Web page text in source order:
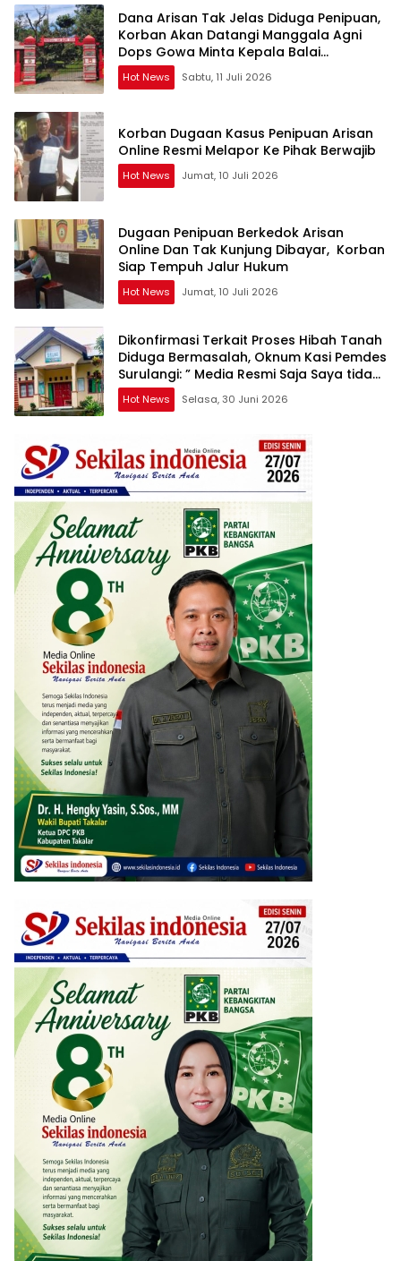
Dana Arisan Tak Jelas Diduga Penipuan,
Korban Akan Datangi Manggala Agni
Dops Gowa Minta Kepala Balai
Kehutanan Bulurokeng Turun Tangan
Hot News Sabtu, 11 Juli 2026
Korban Dugaan Kasus Penipuan Arisan
Online Resmi Melapor Ke Pihak Berwajib
Hot News Jumat, 10 Juli 2026
Dugaan Penipuan Berkedok Arisan
Online Dan Tak Kunjung Dibayar, Korban
Siap Tempuh Jalur Hukum
Hot News Jumat, 10 Juli 2026
Dikonfirmasi Terkait Proses Hibah Tanah
Diduga Bermasalah, Oknum Kasi Pemdes
Surulangi: ” Media Resmi Saja Saya tidak
Takut apalagi Media Abal Abal Seperti
Kalian”
Hot News Selasa, 30 Juni 2026